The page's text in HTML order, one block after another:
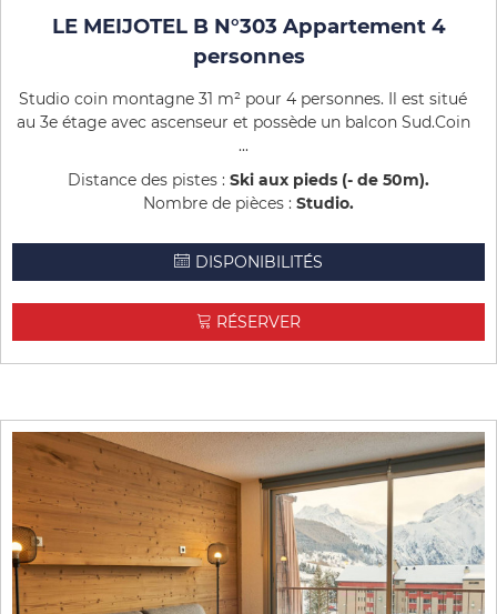
LE MEIJOTEL B N°303 Appartement 4
personnes
Studio coin montagne 31 m² pour 4 personnes. Il est situé
au 3e étage avec ascenseur et possède un balcon Sud.Coin
...
Distance des pistes : Ski aux pieds (- de 50m)
Nombre de pièces : Studio
DISPONIBILITÉS
RÉSERVER